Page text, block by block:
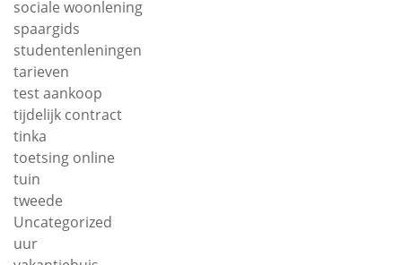
sociale woonlening
spaargids
studentenleningen
tarieven
test aankoop
tijdelijk contract
tinka
toetsing online
tuin
tweede
Uncategorized
uur